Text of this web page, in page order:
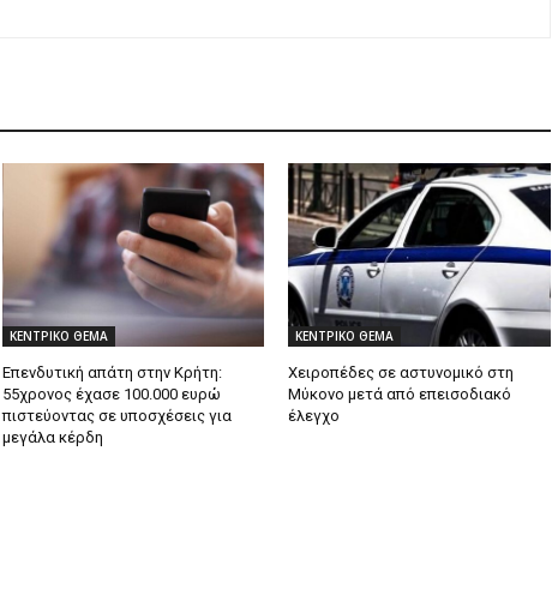
ΚΕΝΤΡΙΚΟ ΘΕΜΑ
Επενδυτική απάτη στην Κρήτη:
55χρονος έχασε 100.000 ευρώ
πιστεύοντας σε υποσχέσεις για
μεγάλα κέρδη
ΚΕΝΤΡΙΚΟ ΘΕΜΑ
Χειροπέδες σε αστυνομικό στη
Μύκονο μετά από επεισοδιακό
έλεγχο